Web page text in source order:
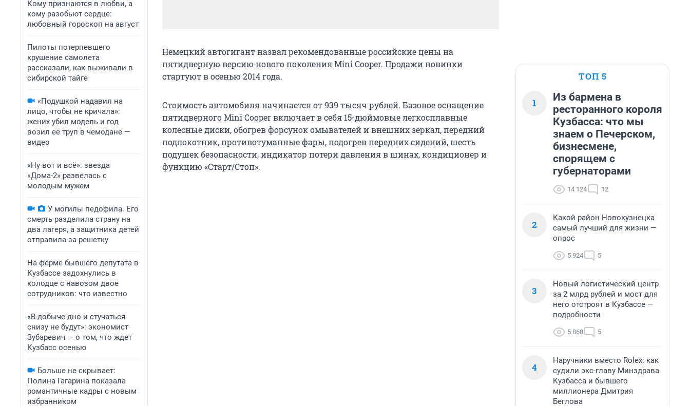
Кому признаются в любви, а
кому разобьют сердце:
любовный гороскоп на август
Пилоты потерпевшего
крушение самолета
рассказали, как выживали в
сибирской тайге
«Подушкой надавил на
лицо, чтобы не кричала»:
жених убил модель и год
возил ее труп в чемодане —
видео
«Ну вот и всё»: звезда
«Дома-2» развелась с
молодым мужем
У могилы педофила. Его
смерть разделила страну на
два лагеря, а защитника детей
отправила за решетку
На ферме бывшего депутата в
Кузбассе задохнулись в
колодце с навозом двое
сотрудников: что известно
«В добыче дно и стучаться
снизу не будут»: экономист
Зубаревич — о том, что ждет
Кузбасс осенью
Больше не скрывает:
Полина Гагарина показала
романтичные кадры с новым
избранником
Немецкий автогигант назвал рекомендованные российские цены на
пятидверную версию нового поколения Mini Cooper. Продажи новинки
стартуют в осенью 2014 года.
Стоимость автомобиля начинается от 939 тысяч рублей. Базовое оснащение
пятидверного Mini Cooper включает в себя 15-дюймовые легкосплавные
колесные диски, обогрев форсунок омывателей и внешних зеркал, передний
подлокотник, противотуманные фары, подогрев передних сидений, шесть
подушек безопасности, индикатор потери давления в шинах, кондиционер и
функцию «Старт/Стоп».
ТОП 5
1
Из бармена в
ресторанного короля
Кузбасса: что мы
знаем о Печерском,
бизнесмене,
спорящем с
губернаторами
14 124 12
2
Какой район Новокузнецка
самый лучший для жизни —
опрос
5 924 5
3
Новый логистический центр
за 2 млрд рублей и мост для
него отстроят в Кузбассе —
подробности
5 868 5
4
Наручники вместо Rolex: как
судили экс-главу Минздрава
Кузбасса и бывшего
миллионера Дмитрия
Беглова